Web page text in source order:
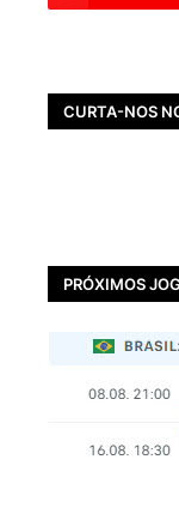
CURTA-NOS
PRÓXIMOS